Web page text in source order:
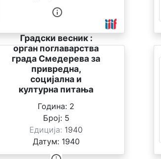
Градски весник :
орган поглаварства
града Смедерева за
привредна,
социјална и
културна питања
Година: 2
Број: 5
Едиција: 1940
Датум: 1940